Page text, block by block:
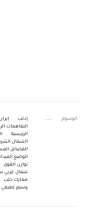
الوسوم إدلب إيران
التفاهمات
الرئيسية
الشمال
الفصائل
الوضع
توازن القوى
شمال غربي
معارك حلب
وسيم عفيفي